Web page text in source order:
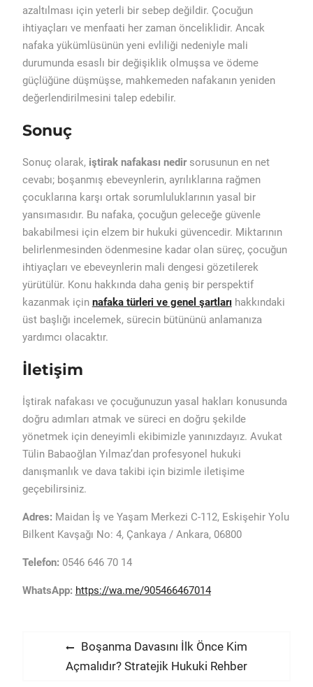
azaltılması için yeterli bir sebep değildir. Çocuğun
ihtiyaçları ve menfaati her zaman önceliklidir. Ancak
nafaka yükümlüsünün yeni evliliği nedeniyle mali
durumunda esaslı bir değişiklik olmuşsa ve ödeme
güçlüğüne düşmüşse, mahkemeden nafakanın yeniden
değerlendirilmesini talep edebilir.
Sonuç
Sonuç olarak, iştirak nafakası nedirsorusunun en net
cevabı; boşanmış ebeveynlerin, ayrılıklarına rağmen
çocuklarına karşı ortak sorumluluklarının yasal bir
yansımasıdır. Bu nafaka, çocuğun geleceğe güvenle
bakabilmesi için elzem bir hukuki güvencedir. Miktarının
belirlenmesinden ödenmesine kadar olan süreç, çocuğun
ihtiyaçları ve ebeveynlerin mali dengesi gözetilerek
yürütülür. Konu hakkında daha geniş bir perspektif
kazanmak için nafaka türleri ve genel şartları hakkındaki
üst başlığı incelemek, sürecin bütününü anlamanıza
yardımcı olacaktır.
İletişim
İştirak nafakası ve çocuğunuzun yasal hakları konusunda
doğru adımları atmak ve süreci en doğru şekilde
yönetmek için deneyimli ekibimizle yanınızdayız. Avukat
Tülin Babaoğlan Yılmaz’dan profesyonel hukuki
danışmanlık ve dava takibi için bizimle iletişime
geçebilirsiniz.
Adres: Maidan İş ve Yaşam Merkezi C-112, Eskişehir Yolu
Bilkent Kavşağı No: 4, Çankaya / Ankara, 06800
Telefon: 0546 646 70 14
WhatsApp: https://wa.me/905466467014
gezinmesi
Previous
post:
Boşanma Davasını İlk Önce Kim
Açmalıdır? Stratejik Hukuki Rehber